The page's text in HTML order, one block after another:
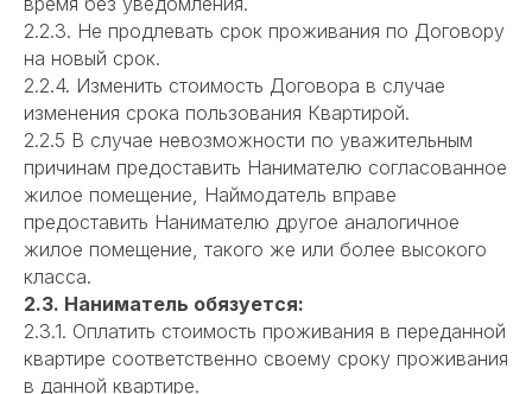
2.2.3. Не продлевать срок проживания по Договору
на новый срок.
2.2.4. Изменить стоимость Договора в случае
изменения срока пользования Квартирой.
2.2.5 В случае невозможности по уважительным
причинам предоставить Нанимателю согласованное
жилое помещение, Наймодатель вправе
предоставить Нанимателю другое аналогичное
жилое помещение, такого же или более высокого
класса.
2.3. Наниматель обязуется:
2.3.1. Оплатить стоимость проживания в переданной
квартире соответственно своему сроку проживания
в данной квартире.